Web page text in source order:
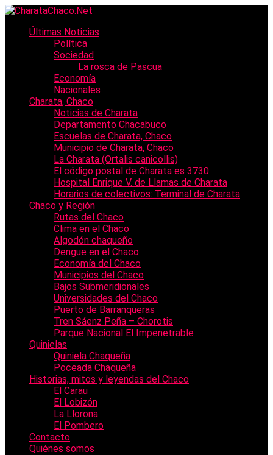
Últimas Noticias
Política
Sociedad
La rosca de Pascua
Economía
Nacionales
Charata, Chaco
Noticias de Charata
Departamento Chacabuco
Escuelas de Charata, Chaco
Municipio de Charata, Chaco
La Charata (Ortalis canicollis)
El código postal de Charata es 3730
Hospital Enrique V. de Llamas de Charata
Horarios de colectivos: Terminal de Charata
Chaco y Región
Rutas del Chaco
Clima en el Chaco
Algodón chaqueño
Dengue en el Chaco
Economía del Chaco
Municipios del Chaco
Bajos Submeridionales
Universidades del Chaco
Puerto de Barranqueras
Tren Sáenz Peña – Chorotis
Parque Nacional El Impenetrable
Quinielas
Quiniela Chaqueña
Poceada Chaqueña
Historias, mitos y leyendas del Chaco
El Carau
El Lobizón
La Llorona
El Pombero
Contacto
Quiénes somos